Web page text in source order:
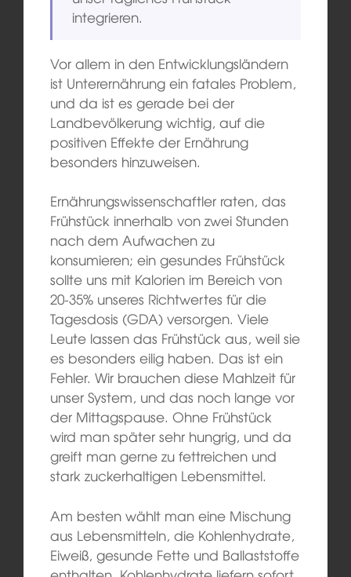
integrieren.
Vor allem in den Entwicklungsländern
ist Unterernährung ein fatales Problem,
und da ist es gerade bei der
Landbevölkerung wichtig, auf die
positiven Effekte der Ernährung
besonders hinzuweisen.
Ernährungswissenschaftler raten, das
Frühstück innerhalb von zwei Stunden
nach dem Aufwachen zu
konsumieren; ein gesundes Frühstück
sollte uns mit Kalorien im Bereich von
20-35% unseres Richtwertes für die
Tagesdosis (GDA) versorgen. Viele
Leute lassen das Frühstück aus, weil sie
es besonders eilig haben. Das ist ein
Fehler. Wir brauchen diese Mahlzeit für
unser System, und das noch lange vor
der Mittagspause. Ohne Frühstück
wird man später sehr hungrig, und da
greift man gerne zu fettreichen und
stark zuckerhaltigen Lebensmittel.
Am besten wählt man eine Mischung
aus Lebensmitteln, die Kohlenhydrate,
Eiweiß, gesunde Fette und Ballaststoffe